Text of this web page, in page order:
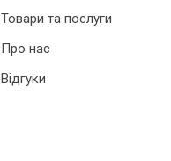
Товари та послуги
Про нас
Відгуки